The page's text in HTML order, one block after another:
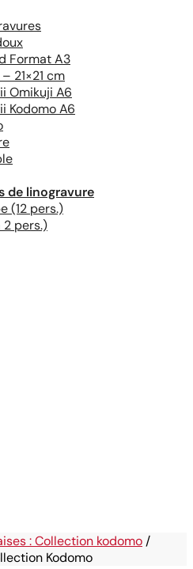
Format A3
21×21 cm
Omikuji A6
Kodomo A6
de linogravure
(12 pers.)
2 pers.)
: Collection kodomo /
Kodomo